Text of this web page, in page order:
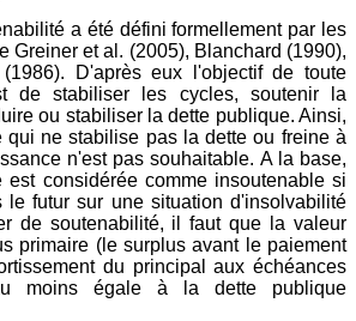
a été défini formellement par les
Greiner et al. (2005), Blanchard (1990),
D'après eux l'objectif de toute
de stabiliser les cycles, soutenir la
ou stabiliser la dette publique. Ainsi,
qui ne stabilise pas la dette ou freine à
n'est pas souhaitable. A la base,
est considérée comme insoutenable si
le futur sur une situation d'insolvabilité
de soutenabilité, il faut que la valeur
primaire (le surplus avant le paiement
du principal aux échéances
moins égale à la dette publique